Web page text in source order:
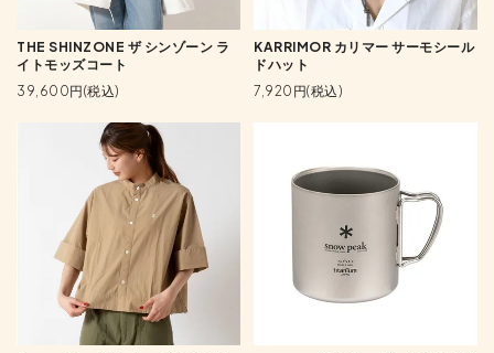
THE SHINZONE ザ シンゾーン ラ
イトモッズコート
39,600円(税込)
KARRIMOR カリマー サーモシール
ドハット
7,920円(税込)